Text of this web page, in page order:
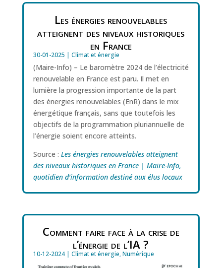
Les énergies renouvelables
atteignent des niveaux historiques
en France
30-01-2025 | Climat et énergie
(Maire-Info) – Le baromètre 2024 de l’électricité
renouvelable en France est paru. Il met en
lumière la progression importante de la part
des énergies renouvelables (EnR) dans le mix
énergétique français, sans que toutefois les
objectifs de la programmation pluriannuelle de
l’énergie soient encore atteints.
Source : Les énergies renouvelables atteignent
des niveaux historiques en France | Maire-Info,
quotidien d’information destiné aux élus locaux
Comment faire face à la crise de
l’énergie de l’IA ?
10-12-2024| Climat et énergie,Numérique